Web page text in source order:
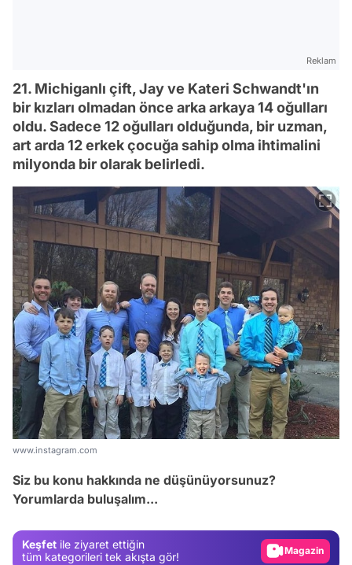
Reklam
21. Michiganlı çift, Jay ve Kateri Schwandt'ın
bir kızları olmadan önce arka arkaya 14 oğulları
oldu. Sadece 12 oğulları olduğunda, bir uzman,
art arda 12 erkek çocuğa sahip olma ihtimalini
milyonda bir olarak belirledi.
www.instagram.com
Siz bu konu hakkında ne düşünüyorsunuz?
Yorumlarda buluşalım...
Keşfet ile ziyaret ettiğin
tüm kategorileri tek akışta gör!
Video